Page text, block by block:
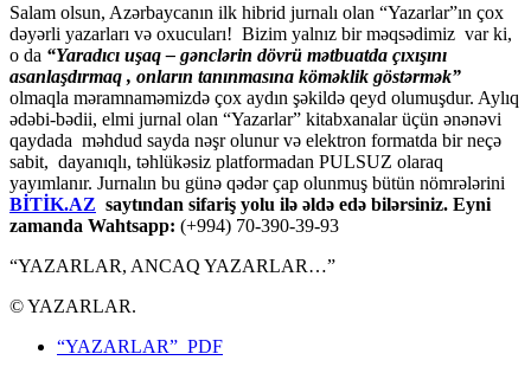
Salam olsun, Azərbaycanın ilk hibrid jurnalı olan “Yazarlar”ın çox
dəyərli yazarları və oxucuları! Bizim yalnız bir məqsədimiz var ki,
o da “Yaradıcı uşaq – gәnclәrin dövrü mәtbuatda çıxışını
asanlaşdırmaq , onların tanınmasına kömәklik göstәrmәk”
olmaqla məramnaməmizdə çox aydın şəkildə qeyd olumuşdur. Aylıq
ədəbi-bədii, elmi jurnal olan “Yazarlar” kitabxanalar üçün ənənəvi
qaydada məhdud sayda nəşr olunur və elektron formatda bir neçə
sabit, dayanıqlı, təhlükəsiz platformadan PULSUZ olaraq
yayımlanır. Jurnalın bu günə qədər çap olunmuş bütün nömrələrini
BİTİK.AZ saytından sifariş yolu ilə əldə edə bilərsiniz. Eyni
zamanda Wahtsapp: (+994) 70-390-39-93
“YAZARLAR, ANCAQ YAZARLAR…”
© YAZARLAR.
“YAZARLAR” PDF